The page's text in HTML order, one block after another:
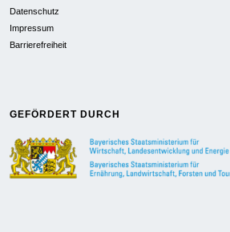
Datenschutz
Impressum
Barrierefreiheit
GEFÖRDERT DURCH